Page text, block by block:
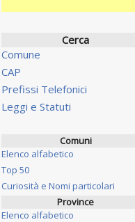
Cerca
Comune
CAP
Prefissi Telefonici
Leggi e Statuti
Comuni
Elenco alfabetico
Top 50
Curiosità e Nomi particolari
Province
Elenco alfabetico